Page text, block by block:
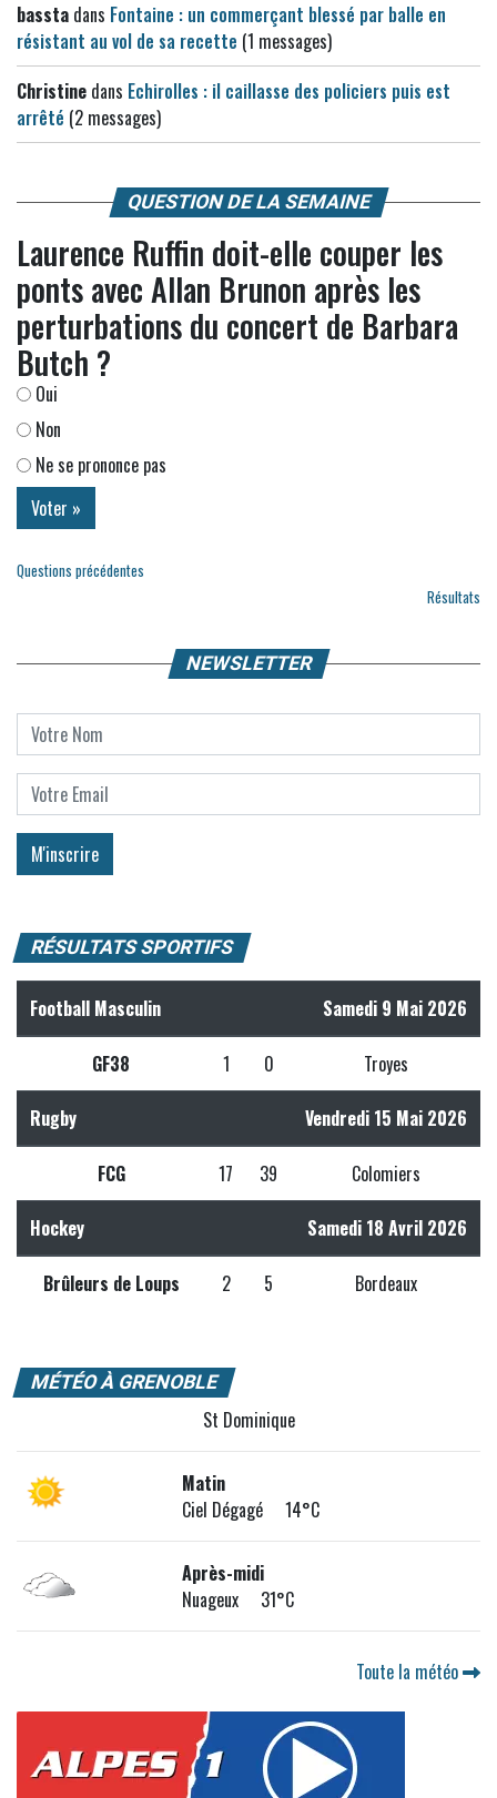
bassta dans Fontaine : un commerçant blessé par balle en
résistant au vol de sa recette (1 messages)
Christine dans Echirolles : il caillasse des policiers puis est
arrêté (2 messages)
QUESTION DE LA SEMAINE
Laurence Ruffin doit-elle couper les
ponts avec Allan Brunon après les
perturbations du concert de Barbara
Butch ?
Oui
Non
Ne se prononce pas
Questions précédentes
Résultats
NEWSLETTER
RÉSULTATS SPORTIFS
Football Masculin Samedi 9 Mai 2026
GF38 1 0 Troyes
Rugby Vendredi 15 Mai 2026
FCG 17 39 Colomiers
Hockey Samedi 18 Avril 2026
Brûleurs de Loups 2 5 Bordeaux
MÉTÉO À GRENOBLE
St Dominique
Matin
Ciel Dégagé 14°C
Après-midi
Nuageux 31°C
Toute la météo